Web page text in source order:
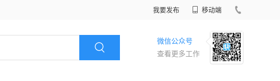
我要发布 移动端
微信公众号
查看更多工作